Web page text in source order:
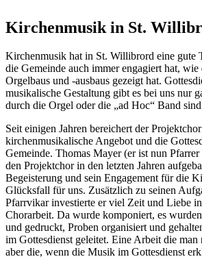
Kirchenmusik in St.
Kirchenmusik hat in St. Willibrord eine gute
die Gemeinde auch immer engagiert hat, wie
Orgelbaus und -ausbaus gezeigt hat.
musikalische Gestaltung gibt es bei uns nur
durch die Orgel oder die „ad Hoc“ Band
Seit einigen Jahren bereichert der
kirchenmusikalische Angebot und die
Gemeinde. Thomas Mayer (er ist nun
den Projektchor in den letzten Jahren
Begeisterung und sein Engagement für die
Glücksfall für uns. Zusätzlich zu seinen
Pfarrvikar investierte er viel Zeit und Liebe
Chorarbeit. Da wurde komponiert, es
und gedruckt, Proben organisiert und
im Gottesdienst geleitet. Eine Arbeit die man
aber die, wenn die Musik im Gottesdienst